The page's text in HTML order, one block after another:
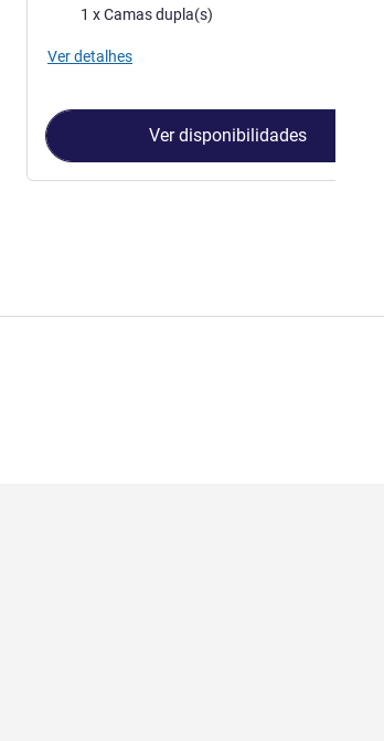
Cama1 x Camas dupla(s)
Ver detalhes
Ver disponibilidades